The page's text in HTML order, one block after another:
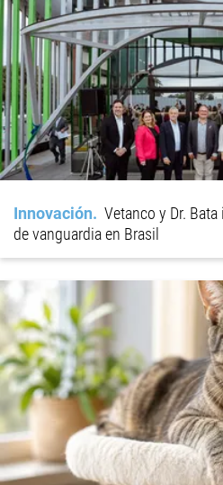
Innovación
Vetanco y Dr.
de vanguardia en Brasil